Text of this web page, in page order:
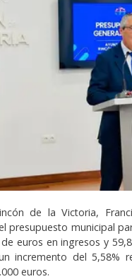
de la Victoria,
presupuesto municipal
euros en ingresos y
incremento del 5,58%
euros.